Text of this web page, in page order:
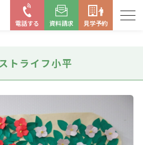
電話する 資料請求 見学予約
はじめての老人ホーム
よくある質問
トライフ小平